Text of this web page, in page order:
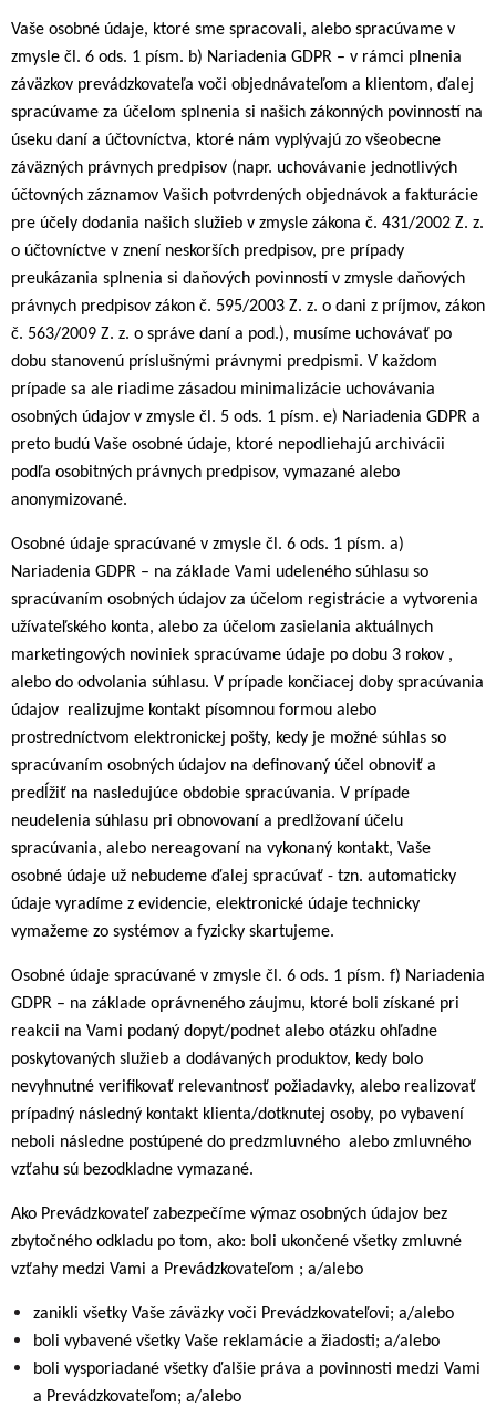
Vaše osobné údaje, ktoré sme spracovali, alebo spracúvame v
zmysle čl. 6 ods. 1 písm. b) Nariadenia GDPR – v rámci plnenia
záväzkov prevádzkovateľa voči objednávateľom a klientom, ďalej
spracúvame za účelom splnenia si našich zákonných povinností na
úseku daní a účtovníctva, ktoré nám vyplývajú zo všeobecne
záväzných právnych predpisov (napr. uchovávanie jednotlivých
účtovných záznamov Vašich potvrdených objednávok a fakturácie
pre účely dodania našich služieb v zmysle zákona č. 431/2002 Z. z.
o účtovníctve v znení neskorších predpisov, pre prípady
preukázania splnenia si daňových povinností v zmysle daňových
právnych predpisov zákon č. 595/2003 Z. z. o dani z príjmov, zákon
č. 563/2009 Z. z. o správe daní a pod.), musíme uchovávať po
dobu stanovenú príslušnými právnymi predpismi. V každom
prípade sa ale riadime zásadou minimalizácie uchovávania
osobných údajov v zmysle čl. 5 ods. 1 písm. e) Nariadenia GDPR a
preto budú Vaše osobné údaje, ktoré nepodliehajú archivácii
podľa osobitných právnych predpisov, vymazané alebo
anonymizované.
Osobné údaje spracúvané v zmysle čl. 6 ods. 1 písm. a)
Nariadenia GDPR – na základe Vami udeleného súhlasu so
spracúvaním osobných údajov za účelom registrácie a vytvorenia
užívateľského konta, alebo za účelom zasielania aktuálnych
marketingových noviniek spracúvame údaje po dobu 3 rokov ,
alebo do odvolania súhlasu. V prípade končiacej doby spracúvania
údajov realizujme kontakt písomnou formou alebo
prostredníctvom elektronickej pošty, kedy je možné súhlas so
spracúvaním osobných údajov na definovaný účel obnoviť a
predĺžiť na nasledujúce obdobie spracúvania. V prípade
neudelenia súhlasu pri obnovovaní a predlžovaní účelu
spracúvania, alebo nereagovaní na vykonaný kontakt, Vaše
osobné údaje už nebudeme ďalej spracúvať - tzn. automaticky
údaje vyradíme z evidencie, elektronické údaje technicky
vymažeme zo systémov a fyzicky skartujeme.
Osobné údaje spracúvané v zmysle čl. 6 ods. 1 písm. f) Nariadenia
GDPR – na základe oprávneného záujmu, ktoré boli získané pri
reakcii na Vami podaný dopyt/podnet alebo otázku ohľadne
poskytovaných služieb a dodávaných produktov, kedy bolo
nevyhnutné verifikovať relevantnosť požiadavky, alebo realizovať
prípadný následný kontakt klienta/dotknutej osoby, po vybavení
neboli následne postúpené do predzmluvného alebo zmluvného
vzťahu sú bezodkladne vymazané.
Ako Prevádzkovateľ zabezpečíme výmaz osobných údajov bez
zbytočného odkladu po tom, ako: boli ukončené všetky zmluvné
vzťahy medzi Vami a Prevádzkovateľom ; a/alebo
zanikli všetky Vaše záväzky voči Prevádzkovateľovi; a/alebo
boli vybavené všetky Vaše reklamácie a žiadosti; a/alebo
boli vysporiadané všetky ďalšie práva a povinnosti medzi Vami
a Prevádzkovateľom; a/alebo